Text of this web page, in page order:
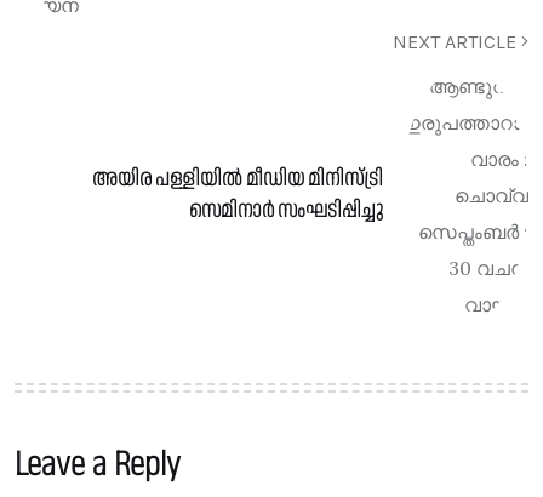
NEXT ARTICLE
അയിര പള്ളിയിൽ മീഡിയ മിനിസ്ട്രി
സെമിനാർ സംഘടിപ്പിച്ചു
Leave a Reply